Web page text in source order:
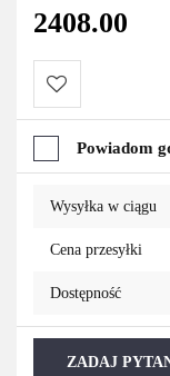
2408.00
Do
Powiadom
Wysyłka w ciągu
Cena przesyłki
Dostępność
ZADAJ